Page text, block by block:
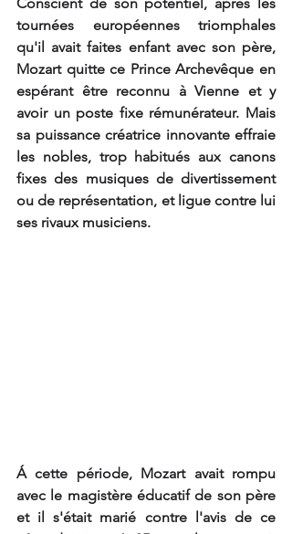
tournées européennes triomphales
qu'il avait faites enfant avec son père,
Mozart quitte ce Prince Archevêque en
espérant être reconnu à Vienne et y
avoir un poste fixe rémunérateur. Mais
sa puissance créatrice innovante effraie
les nobles, trop habitués aux canons
fixes des musiques de divertissement
ou de représentation, et ligue contre lui
ses rivaux musiciens.
Á cette période, Mozart avait rompu
avec le magistère éducatif de son père
et il s'était marié contre l'avis de ce